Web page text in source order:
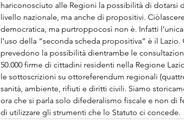
hariconosciuto alle Regioni la possibilità di dotarsi
livello nazionale, ma anche di propositivi.
democratica, ma purtroppocosì non è. Infatti
l’uso della “seconda scheda propositiva” è il
prevedono la possibilità dientrambe le
50.000 firme di cittadini residenti nella Regione
le sottoscrizioni su ottoreferendum regionali
sanità, ambiente, rifiuti e diritti civili. Siamo
ora che si parla solo difederalismo fiscale e non
di utilizzare gli strumenti che lo Statuto ci concede.